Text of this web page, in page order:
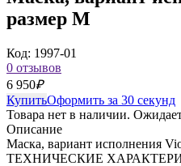
размер М
Код: 1997-01
0 отзывов
6 950₽
КупитьОформить за 30 секунд
Товара нет в наличии.
Описание
Маска, вариант исполнения
ТЕХНИЧЕСКИЕ